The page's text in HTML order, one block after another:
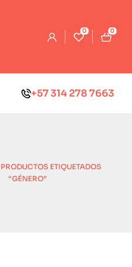
0 0
+57 314 278 7663
PRODUCTOS ETIQUETADOS
“GÉNERO”